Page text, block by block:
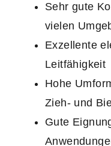
Sehr gute
vielen
Exzellente
Leitfähigkeit
Hohe
Zieh- und
Gute